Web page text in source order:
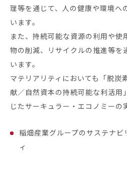
理等を通じて、人の健康や環境へ
います。
また、持続可能な資源の利用や使
物の削減、リサイクルの推進等を
います。
マテリアリティにおいても「脱炭
献／自然資本の持続可能な利活用
じたサーキュラー・エコノミーの
稲畑産業グループのサステナビ
ィ